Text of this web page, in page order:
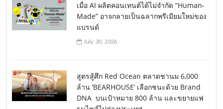
เมื่อ AI ผลิตคอนเทนต์ได้ไม่จำกัด “Human-
Made” อาจกลายเป็นฉลากพรีเมียมใหม่ของ
แบรนด์
July 30, 2026
สูตรสู้ศึก Red Ocean ตลาดชานม 6,000
ล้าน ‘BEARHOUSE’ เลือกชนะด้วย Brand
DNA บนเป้าหมาย 800 ล้าน และขยายแฟ